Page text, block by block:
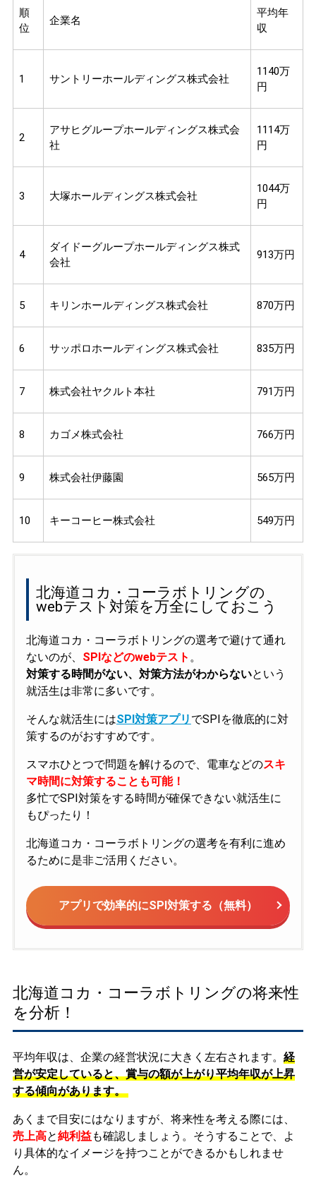
順
位
企業名
平均年
収
1 サントリーホールディングス株式会社
1140万
円
2
アサヒグループホールディングス株式会
社
1114万
円
3 大塚ホールディングス株式会社
1044万
円
4
ダイドーグループホールディングス株式
会社
913万円
5 キリンホールディングス株式会社 870万円
6 サッポロホールディングス株式会社 835万円
7 株式会社ヤクルト本社 791万円
8 カゴメ株式会社 766万円
9 株式会社伊藤園 565万円
10 キーコーヒー株式会社 549万円
北海道コカ・コーラボトリングの
webテスト対策を万全にしておこう
北海道コカ・コーラボトリングの選考で避けて通れ
ないのが、 SPIなどのwebテスト 。
対策する時間がない、対策方法がわからないという
就活生は非常に多いです。
そんな就活生にはSPI対策アプリ でSPIを徹底的に対
策するのがおすすめです。
スマホひとつで問題を解けるので、電車などのスキ
マ時間に対策することも可能！
多忙でSPI対策をする時間が確保できない就活生に
もぴったり！
北海道コカ・コーラボトリングの選考を有利に進め
るために是非ご活用ください。
アプリで効率的にSPI対策する（無料）
北海道コカ・コーラボトリングの将来性
を分析！
平均年収は、企業の経営状況に大きく左右されます。 経
営が安定していると、賞与の額が上がり平均年収が上昇
する傾向があります。
あくまで目安にはなりますが、将来性を考える際には、
売上高と純利益も確認しましょう。そうすることで、よ
り具体的なイメージを持つことができるかもしれませ
ん。